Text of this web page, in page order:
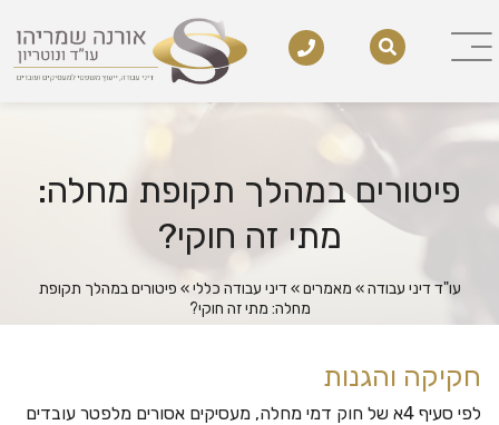
פיטורים במהלך תקופת מחלה:
מתי זה חוקי?
עו"ד דיני עבודה» מאמרים»דיני עבודה כללי» פיטורים במהלך תקופת
מחלה: מתי זה חוקי?
חקיקה והגנות
לפי סעיף 4א של חוק דמי מחלה, מעסיקים אסורים מלפטר עובדים